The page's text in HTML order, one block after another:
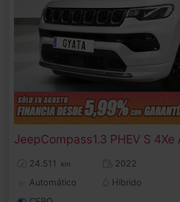
JeepCompass
24.511 km
2022
Automático
Híbrido